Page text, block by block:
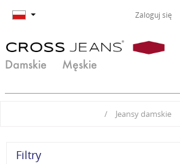
Zaloguj się
Damskie Męskie
Jeansy damskie
Odzież damska
Jeansy męskie
Odzież męska
/ Jeansy damskie
Filtry